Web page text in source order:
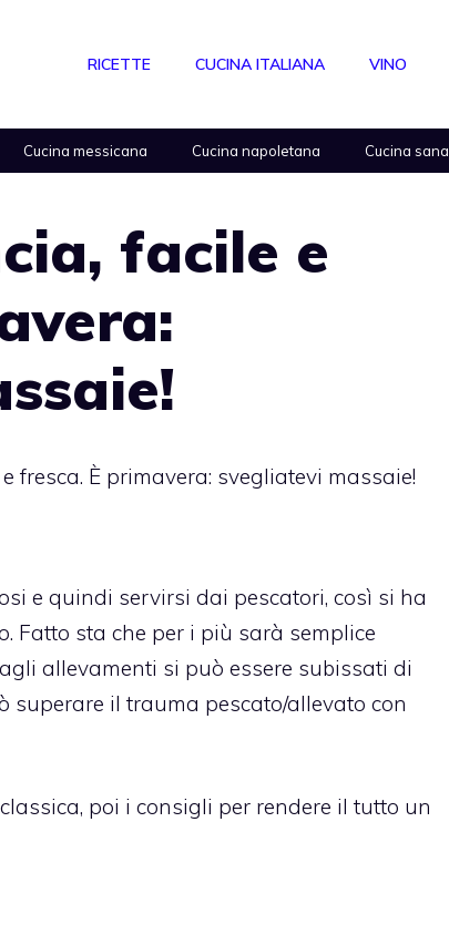
RICETTE CUCINA ITALIANA VINO
Cucina messicana Cucina napoletana Cucina sana
facile e
fresca. È primavera: svegliatevi massaie!
e quindi servirsi dai pescatori, così si ha
Fatto sta che per i più sarà semplice
allevamenti si può essere subissati di
superare il trauma pescato/allevato con
poi i consigli per rendere il tutto un